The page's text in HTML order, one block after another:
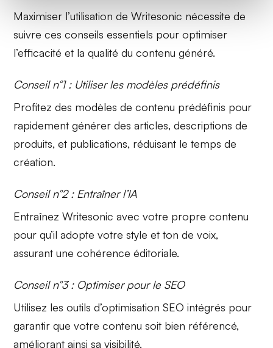
Maximiser l’utilisation de Writesonic nécessite de
suivre ces conseils essentiels pour optimiser
l’efficacité et la qualité du contenu généré.
Conseil n°1 : Utiliser les modèles prédéfinis
Profitez des modèles de contenu prédéfinis pour
rapidement générer des articles, descriptions de
produits, et publications, réduisant le temps de
création.
Conseil n°2 : Entraîner l’IA
Entraînez Writesonic avec votre propre contenu
pour qu’il adopte votre style et ton de voix,
assurant une cohérence éditoriale.
Conseil n°3 : Optimiser pour le SEO
Utilisez les outils d’optimisation SEO intégrés pour
garantir que votre contenu soit bien référencé,
améliorant ainsi sa visibilité.